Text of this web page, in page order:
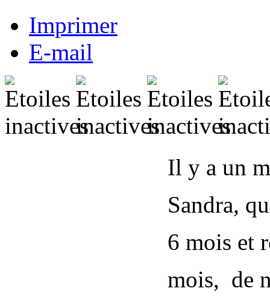
Imprimer
E-mail
Il y a un
Sandra,
6 mois et
mois, de